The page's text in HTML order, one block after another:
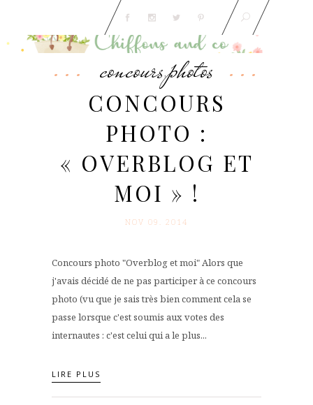
concours,photos
CONCOURS
PHOTO :
« OVERBLOG ET
MOI » !
NOV 09. 2014
Concours photo "Overblog et moi" Alors que
j'avais décidé de ne pas participer à ce concours
photo (vu que je sais très bien comment cela se
passe lorsque c'est soumis aux votes des
internautes : c'est celui qui a le plus...
LIRE PLUS